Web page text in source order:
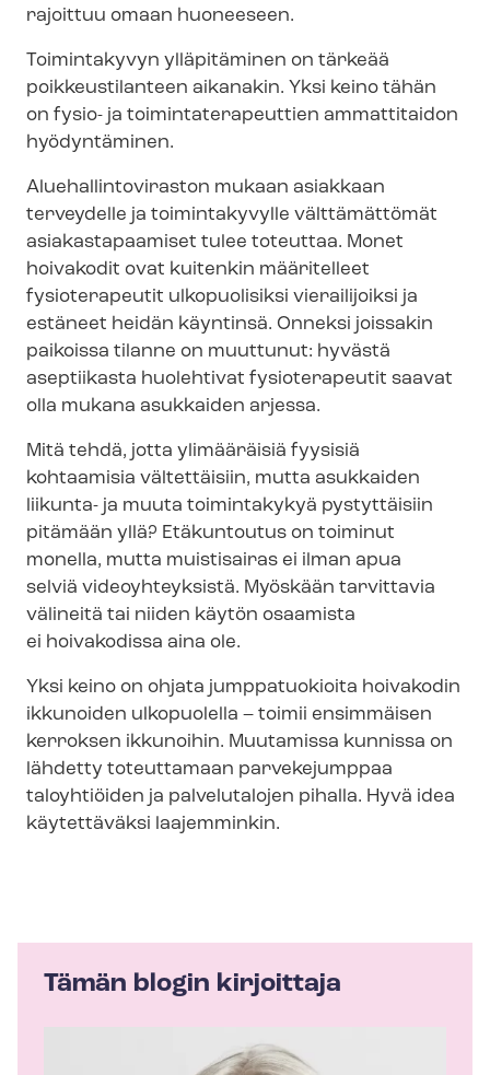
rajoittuu omaan huoneeseen.
Toimintakyvyn ylläpitäminen on tärkeää
poikkeustilanteen aikanakin. Yksi keino tähän
on fysio- ja toi­min­ta­te­ra­peut­tien ammattitaidon
hyödyntäminen.
Alue­hal­lin­to­vi­ras­ton mukaan asiakkaan
terveydelle ja toimintakyvylle välttämättömät
asiakastapaamiset tulee toteuttaa. Monet
hoivakodit ovat kuitenkin määritelleet
fysioterapeutit ulkopuolisiksi vierailijoiksi ja
estäneet heidän käyntinsä. Onneksi joissakin
paikoissa tilanne on muuttunut: hyvästä
aseptiikasta huolehtivat fysioterapeutit saavat
olla mukana asukkaiden arjessa.
Mitä tehdä, jotta ylimääräisiä fyysisiä
kohtaamisia vältettäisiin, mutta asukkaiden
liikunta- ja muuta toimintakykyä pystyttäisiin
pitämään yllä? Etäkuntoutus on toiminut
monella, mutta muistisairas ei ilman apua
selviä videoyhteyksistä. Myöskään tarvittavia
välineitä tai niiden käytön osaamista
ei hoivakodissa aina ole.
Yksi keino on ohjata jumppatuokioita hoivakodin
ikkunoiden ulkopuolella – toimii ensimmäisen
kerroksen ikkunoihin. Muutamissa kunnissa on
lähdetty toteuttamaan parvekejumppaa
taloyhtiöiden ja palvelutalojen pihalla. Hyvä idea
käytettäväksi laajemminkin.
Tämän blogin kirjoittaja